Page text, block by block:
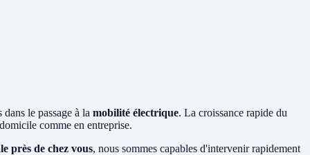
le passage à la mobilité électrique. La croissance rapide du
comme en entreprise.
près de chez vous, nous sommes capables d'intervenir rapidement